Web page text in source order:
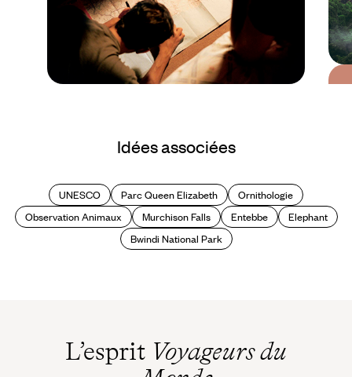
Quand partir en
Ouganda ?
Idées associées
UNESCO Parc Queen Elizabeth
Ornithologie
Observation Animaux
Murchison Falls Entebbe
Elephant
Bwindi National Park
L’esprit Voyageurs du